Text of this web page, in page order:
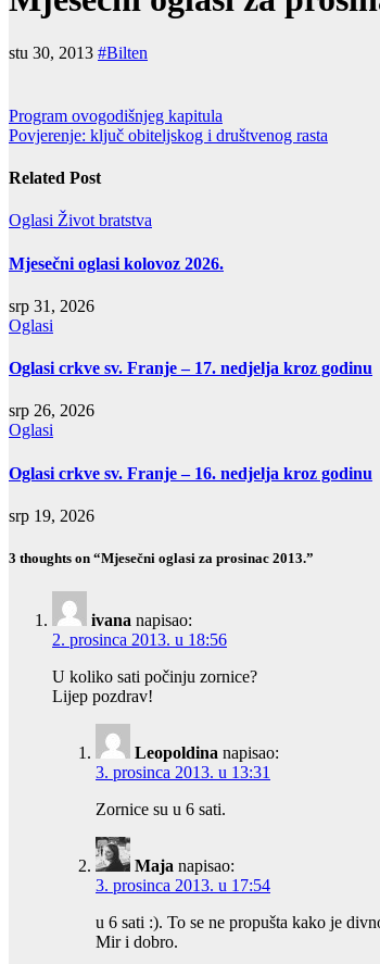
stu 30, 2013 #Bilten
Navigacija
objava
Program ovogodišnjeg kapitula
Povjerenje: ključ obiteljskog i društvenog rasta
Related Post
Oglasi Život bratstva
Mjesečni oglasi kolovoz 2026.
srp 31, 2026
Oglasi
Oglasi crkve sv. Franje – 17. nedjelja kroz godinu
srp 26, 2026
Oglasi
Oglasi crkve sv. Franje – 16. nedjelja kroz godinu
srp 19, 2026
3 thoughts on “Mjesečni oglasi za prosinac 2013.”
ivana napisao:
2. prosinca 2013. u 18:56
U koliko sati počinju zornice?
Lijep pozdrav!
Leopoldina napisao:
3. prosinca 2013. u 13:31
Zornice su u 6 sati.
Maja napisao:
3. prosinca 2013. u 17:54
u 6 sati :). To se ne propušta kako je
Mir i dobro.